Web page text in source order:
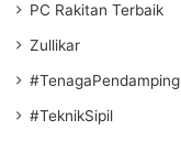
PC Rakitan Terbaik
Zullikar
#TenagaPendamping
#TeknikSipil